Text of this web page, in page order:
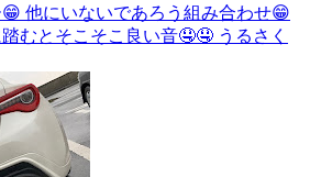
他にいないであろう組み合わせ😁
むとそこそこ良い音🤤🤤 うるさく